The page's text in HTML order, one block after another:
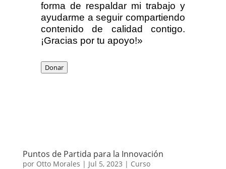
forma de respaldar mi trabajo y
ayudarme a seguir compartiendo
contenido de calidad contigo.
¡Gracias por tu apoyo!»
Donar
Puntos de Partida para la Innovación
por Otto Morales | Jul 5, 2023 | Curso